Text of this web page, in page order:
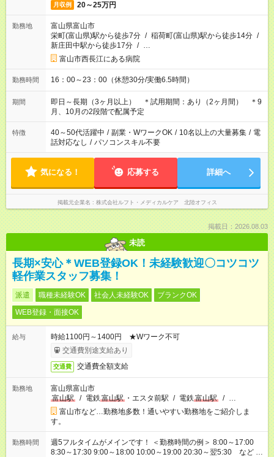
月収例 20～25万円
勤務地
富山県富山市
栄町(富山県)駅から徒歩7分 / 稲荷町(富山県)駅から徒歩14分 /
新庄田中駅から徒歩17分 / …
富山市西長江にある病院
勤務時間 16：00～23：00（休憩30分/実働6.5時間）
期間
即日～長期（3ヶ月以上） ＊試用期間：あり（2ヶ月間） ＊9
月、10月の2段階で配属予定
特徴 40～50代活躍中 / 副業・WワークOK / 10名以上の大量募集 / 電
話対応なし / パソコンスキル不要
気になる！ 応募する 詳細へ
掲載元企業名 株式会社ルフト・メディカルケア 北陸オフィス
掲載日：2026.08.03
未読
長期×安心＊WEB登録OK！未経験歓迎〇コツコツ
軽作業スタッフ募集！
派遣 職種未経験OK 社会人未経験OK
ブランクOK
WEB登録・面接OK
給与
時給1100円～1400円 ★Wワーク不可
交通費別途支給あり
交通費 交通費全額支給
勤務地
富山県富山市
富山駅
/ 電鉄 富山駅 ・エスタ前駅 / 電鉄 富山駅 / …
富山市など…勤務地多数！通いやすい勤務地をご紹介しま
す。
勤務時間
週5フルタイムがメインです！ ＜勤務時間の例＞ 8:00～17:00
8:30～17:30 9:00～18:00 10:00～19:00 20:30～翌5:30 など ★